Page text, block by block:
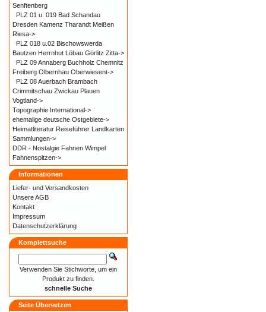
Senftenberg
PLZ 01 u. 019 Bad Schandau
Dresden Kamenz Tharandt Meißen
Riesa->
PLZ 018 u.02 Bischowswerda
Bautzen Herrnhut Löbau Görlitz Zitta->
PLZ 09 Annaberg Buchholz Chemnitz
Freiberg Olbernhau Oberwiesent->
PLZ 08 Auerbach Brambach
Crimmitschau Zwickau Plauen
Vogtland->
Topographie International->
ehemalige deutsche Ostgebiete->
Heimatliteratur Reiseführer Landkarten
Sammlungen->
DDR - Nostalgie Fahnen Wimpel
Fahnenspitzen->
Informationen
Liefer- und Versandkosten
Unsere AGB
Kontakt
Impressum
Datenschutzerklärung
Komplettsuche
Verwenden Sie Stichworte, um ein
Produkt zu finden.
schnelle Suche
Seite Übersetzen